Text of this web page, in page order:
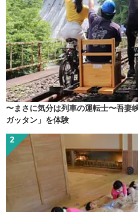
〜まさに気分は列車の運転士〜吾妻
ガッタン」を体験